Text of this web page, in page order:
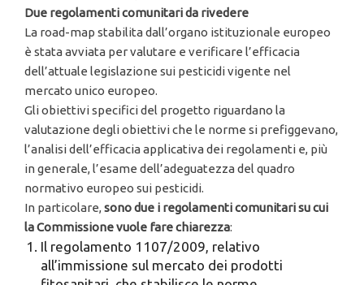
Due regolamenti comunitari da rivedere
La road-map stabilita dall’organo istituzionale europeo
è stata avviata per valutare e verificare l’efficacia
dell’attuale legislazione sui pesticidi vigente nel
mercato unico europeo.
Gli obiettivi specifici del progetto riguardano la
valutazione degli obiettivi che le norme si prefiggevano,
l’analisi dell’efficacia applicativa dei regolamenti e, più
in generale, l’esame dell’adeguatezza del quadro
normativo europeo sui pesticidi.
In particolare,sono due i regolamenti comunitarisu cui
la Commissione vuole fare chiarezza:
Il regolamento 1107/2009, relativo
all’immissione sul mercato dei prodotti